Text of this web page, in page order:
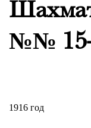
№№
1916 год